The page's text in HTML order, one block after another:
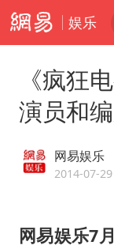
娱乐
《疯狂
演员和
网易娱乐
2014-07-
网易娱乐7